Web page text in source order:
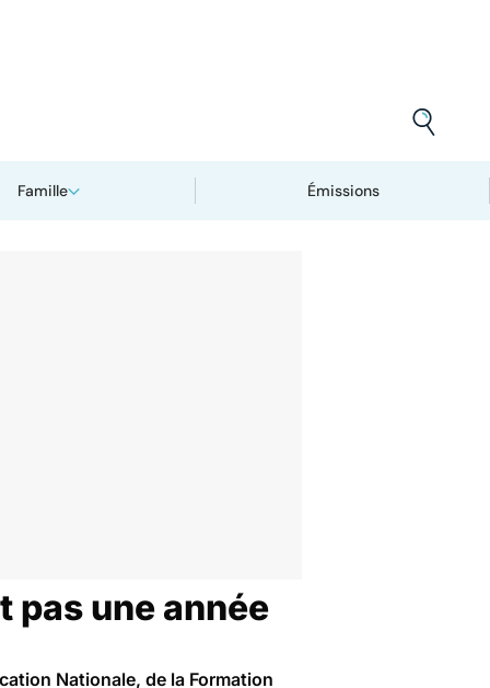
Famille Émissions
pas une année
Nationale, de la Formation